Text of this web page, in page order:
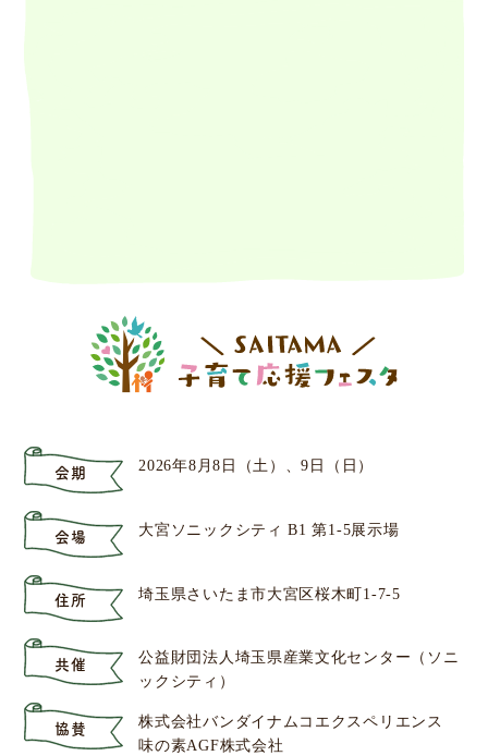
会期 2026年8月8日（土）、9日（日）
会場 大宮ソニックシティ B1 第1-5展示場
住所 埼玉県さいたま市大宮区桜木町1-7-5
共催
公益財団法人埼玉県産業文化センター（ソニ
ックシティ）
協賛
株式会社バンダイナムコエクスペリエンス
味の素AGF株式会社